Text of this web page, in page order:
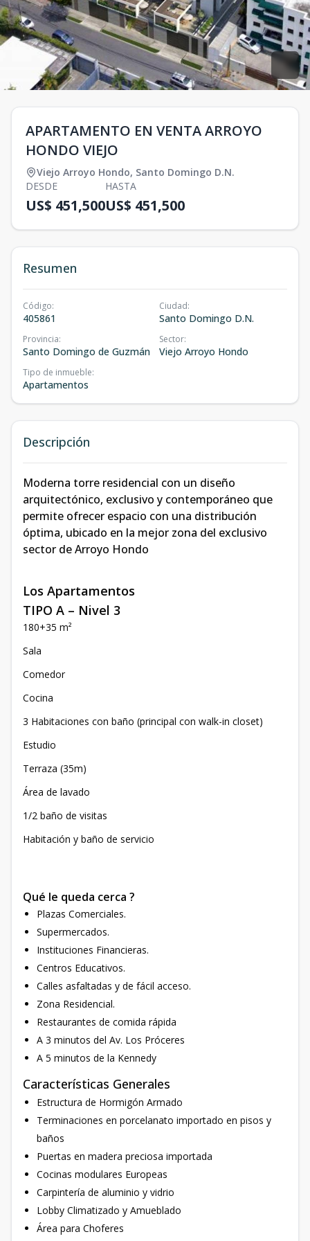
APARTAMENTO EN VENTA ARROYO
HONDO VIEJO
Viejo Arroyo Hondo, Santo Domingo D.N.
DESDE
US$ 451,500
HASTA
US$ 451,500
Resumen
Código:
405861
Ciudad:
Santo Domingo D.N.
Provincia:
Santo Domingo de Guzmán
Sector:
Viejo Arroyo Hondo
Tipo de inmueble:
Apartamentos
Descripción
Moderna torre residencial con un diseño
arquitectónico, exclusivo y contemporáneo que
permite ofrecer espacio con una distribución
óptima, ubicado en la mejor zona del exclusivo
sector de Arroyo Hondo
Los Apartamentos
TIPO A – Nivel 3
180+35 m²
Sala
Comedor
Cocina
3 Habitaciones con baño (principal con walk-in closet)
Estudio
Terraza (35m)
Área de lavado
1/2 baño de visitas
Habitación y baño de servicio
Qué le queda cerca ?
Plazas Comerciales.
Supermercados.
Instituciones Financieras.
Centros Educativos.
Calles asfaltadas y de fácil acceso.
Zona Residencial.
Restaurantes de comida rápida
A 3 minutos del Av. Los Próceres
A 5 minutos de la Kennedy
Características Generales
Estructura de Hormigón Armado
Terminaciones en porcelanato importado en pisos y
baños
Puertas en madera preciosa importada
Cocinas modulares Europeas
Carpintería de aluminio y vidrio
Lobby Climatizado y Amueblado
Área para Choferes